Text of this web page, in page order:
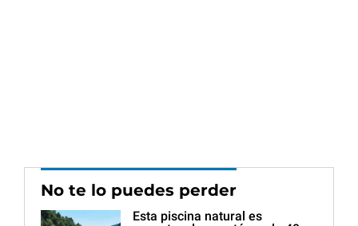
No te lo puedes perder
Esta piscina natural es